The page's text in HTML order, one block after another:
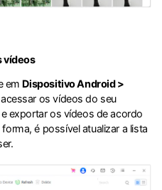
vídeos
em Dispositivo Android >
os vídeos do seu
exportar os vídeos de acordo
é possível atualizar a lista